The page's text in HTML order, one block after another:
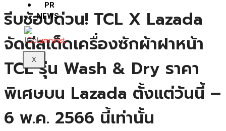
PR
NEWS
X
รีบช้อปด่วน! TCL X Lazada
จัดดีลเด็ดเครื่องซักผ้าฝาหน้า
TCL รุ่น Wash & Dry ราคา
พิเศษบน Lazada ตั้งแต่วันนี้ –
6 พ.ค. 2566 นี้เท่านั้น